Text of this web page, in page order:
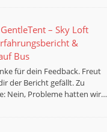
GentleTent – Sky Loft
&
Bus
für dein Feedback. Freut
der Bericht gefällt. Zu
Nein, Probleme hatten wir…